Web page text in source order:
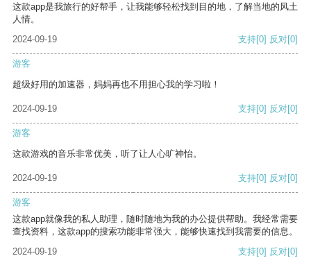
这款app是我旅行的好帮手，让我能够轻松找到目的地，了解当地的风土
人情。
2024-09-19
支持[0] 反对[0]
游客
超级好用的加速器，妈妈再也不用担心我的学习啦！
2024-09-19 支持[0] 反对[0]
游客
这款游戏的音乐非常优美，听了让人心旷神怡。
2024-09-19 支持[0] 反对[0]
游客
这款app就像我的私人助理，随时随地为我的办公提供帮助。我经常需要
查找资料，这款app的搜索功能非常强大，能够快速找到我需要的信息。
2024-09-19
支持[0] 反对[0]